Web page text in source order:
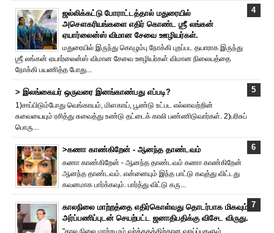
ஜல்லிக்கட்டு போராட்டத்தால் மதுரையில்
அசௌகரியங்களை எதிர் கொண்ட ஶ்ரீ லங்கன்
ஏயார்லைன்ஸ் விமான சேவை ஊழியர்கள்.
மதுரையில் இருந்து கொழும்பு நோக்கி புறப்பட தயாராக இருந்து
ஶ்ரீ லங்கன் ஏயார்லைன்ஸ் விமான சேவை ஊழியர்கள் விமான நிலையத்தை
நோக்கி பயணித்த போது...
> இலங்கையர் ஒருவரை இனங்காண்பது எப்படி?
1)சாப்பிடும்போது வெங்காயம், மிளகாய், பூண்டு உட்பட எல்லாவற்றின்
சுவையையும் ரசித்து சுவைத்து உண்டு தட்டைக் காலி பண்ணிடுவார்கள். 2)பரிசுப்
பொரு...
>கணா காண்கிறேன் - ஆனந்த தாண்டவம்
கணா காண்கிறேன் - ஆனந்த தாண்டவம் கணா காண்கிறேன்
ஆனந்த தாண்டவம். என்னையும் இந்த பாட்டு கவுத்து விட்டது
கவனமாக பார்க்கவும். பார்த்து விட்டு கரு...
காலநிலை மாற்றத்தை எதிர்கொள்வது தொடர்பாக மிகவும்
அர்ப்பணிப்புடன் செயற்பட்ட ஜனாதிபதிக்கு விசேட விருது.
"கால நிலை மாற்றமும் வர்த்தகத்திற்கான வாய்ப்புகளும்